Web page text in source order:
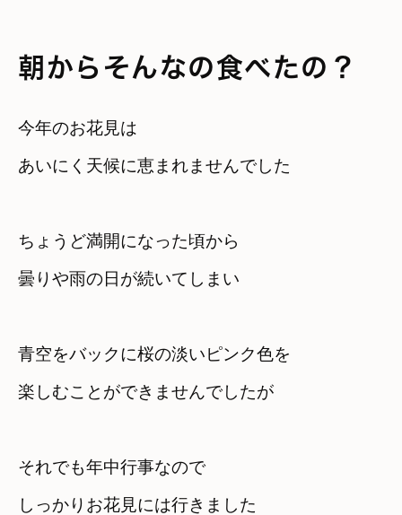
朝からそんなの食べたの？
今年のお花見は
あいにく天候に恵まれませんでした
ちょうど満開になった頃から
曇りや雨の日が続いてしまい
青空をバックに桜の淡いピンク色を
楽しむことができませんでしたが
それでも年中行事なので
しっかりお花見には行きました